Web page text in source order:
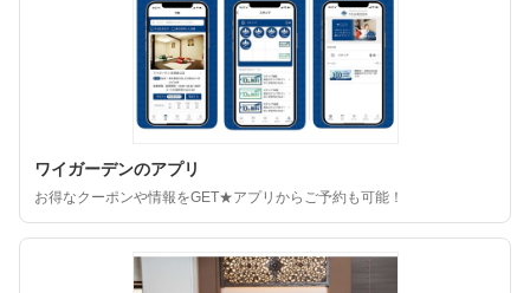
ワイガーデンのアプリ
お得なクーポンや情報をGET★アプリからご予約も可能！